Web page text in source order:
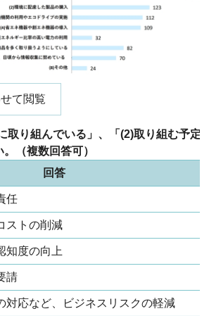
て閲覧
取り組んでいる」、「(2)取り組む予定
（複数回答可）
回答
任
ストの削減
知度の向上
請
対応など、ビジネスリスクの軽減